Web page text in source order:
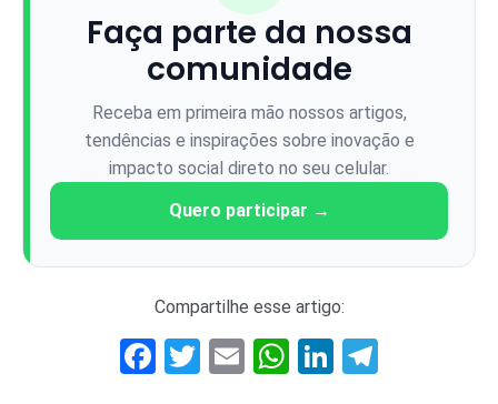
Faça parte da nossa
comunidade
Receba em primeira mão nossos artigos,
tendências e inspirações sobre inovação e
impacto social direto no seu celular.
Quero participar →
Compartilhe esse artigo:
Facebook
Twitter
EmailWhatsApp
LinkedIn